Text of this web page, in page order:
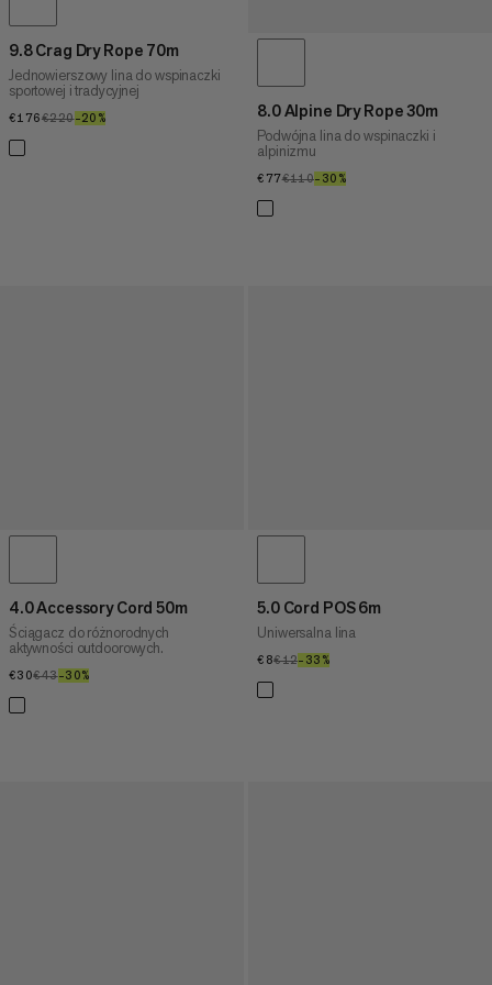
9.8 Crag Dry Rope 70m
Jednowierszowy lina do wspinaczki
sportowej i tradycyjnej
€176€176
€220€220
–20% 8.0 Alpine Dry Rope 30m
Podwójna lina do wspinaczki i
alpinizmu
€77€77
€110€110
–30%
4.0 Accessory Cord 50m
Ściągacz do różnorodnych
aktywności outdoorowych.
€30€30
€43€43
–30%
5.0 Cord POS 6m
Uniwersalna lina
€8€8
€12€12
–33%